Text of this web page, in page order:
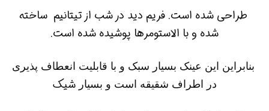
طراحی شده است. فريم ديد در شب از تيتانيم ساخته
شده و با الاستومرها پوشيده شده است.
بنابراين اين عينک بسيار سبک و با قابليت انعطاف پذيری
در اطراف شقيقه است و بسيارشيک